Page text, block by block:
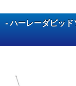
- ハーレーダビッ